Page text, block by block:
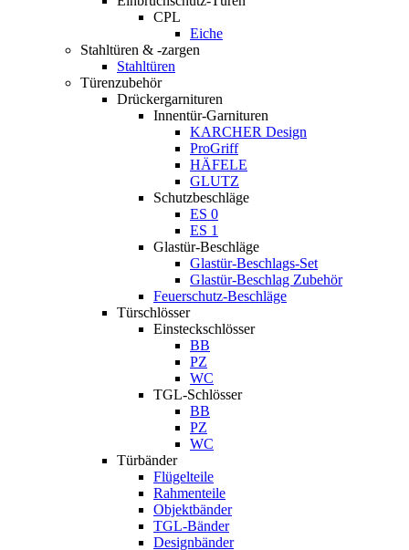
CPL
Eiche
Stahltüren & -zargen
Stahltüren
Türenzubehör
Drückergarnituren
Innentür-Garnituren
KARCHER Design
ProGriff
HÄFELE
GLUTZ
Schutzbeschläge
ES 0
ES 1
Glastür-Beschläge
Glastür-Beschlags-Set
Glastür-Beschlag Zubehör
Feuerschutz-Beschläge
Türschlösser
Einsteckschlösser
BB
PZ
WC
TGL-Schlösser
BB
PZ
WC
Türbänder
Flügelteile
Rahmenteile
Objektbänder
TGL-Bänder
Designbänder